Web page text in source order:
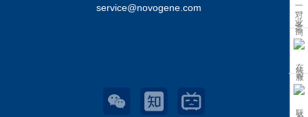
service@novogene.com
一对一业务咨询
在线客服
联系方式